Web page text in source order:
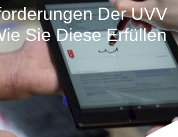
Der UVV
Sie Diese Erfüllen